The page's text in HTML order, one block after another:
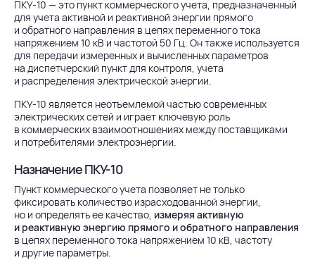
ПКУ-10 — это пункт коммерческого учета, предназначенный
для учета активной и реактивной энергии прямого
и обратного направления в цепях переменного тока
напряжением 10 кВ и частотой 50 Гц. Он также используется
для передачи измеренных и вычисленных параметров
на диспетчерский пункт для контроля, учета
и распределения электрической энергии.
ПКУ-10 является неотъемлемой частью современных
электрических сетей и играет ключевую роль
в коммерческих взаимоотношениях между поставщиками
и потребителями электроэнергии.
Назначение ПКУ-10
Пункт коммерческого учета позволяет не только
фиксировать количество израсходованной энергии,
но и определять ее качество, измеряя активную
и реактивную энергию прямого и обратного направления
в цепях переменного тока напряжением 10 кВ, частоту
и другие параметры.